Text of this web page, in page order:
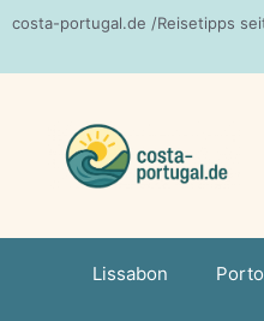
Zum
springen
costa-portugal.de /Reisetipps
Lissabon Porto